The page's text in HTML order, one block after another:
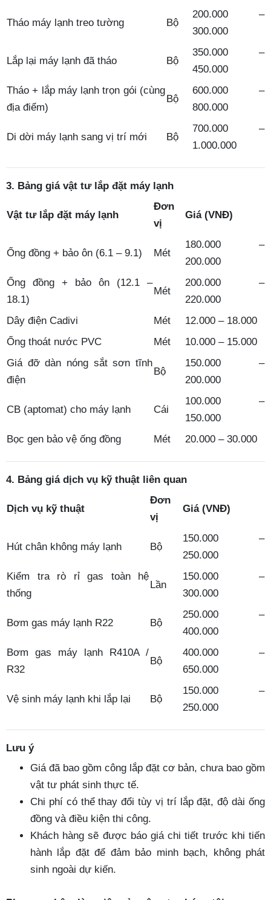
Tháo máy lạnh treo tường Bộ
200.000 –
300.000
Lắp lại máy lạnh đã tháo Bộ
350.000 –
450.000
Tháo + lắp máy lạnh trọn gói (cùng
địa điểm)
Bộ
600.000 –
800.000
Di dời máy lạnh sang vị trí mới Bộ
700.000 –
1.000.000
3. Bảng giá vật tư lắp đặt máy lạnh
Vật tư lắp đặt máy lạnh
Đơn
vị
Giá (VNĐ)
Ống đồng + bảo ôn (6.1 – 9.1) Mét
180.000 –
200.000
Ống đồng + bảo ôn (12.1 –
18.1)
Mét
200.000 –
220.000
Dây điện Cadivi
Mét
12.000 – 18.000
Ống thoát nước PVC
Mét
10.000 – 15.000
Giá đỡ dàn nóng sắt sơn tĩnh
điện
Bộ
150.000 –
200.000
CB (aptomat) cho máy lạnh Cái
100.000 –
150.000
Bọc gen bảo vệ ống đồng
Mét 20.000 – 30.000
4. Bảng giá dịch vụ kỹ thuật liên quan
Dịch vụ kỹ thuật
Đơn
vị
Giá (VNĐ)
Hút chân không máy lạnh Bộ
150.000 –
250.000
Kiểm tra rò rỉ gas toàn hệ
thống
Lần
150.000 –
300.000
Bơm gas máy lạnh R22 Bộ
250.000 –
400.000
Bơm gas máy lạnh R410A /
R32
Bộ
400.000 –
650.000
Vệ sinh máy lạnh khi lắp lại Bộ
150.000 –
250.000
Lưu ý
Giá đã bao gồm công lắp đặt cơ bản, chưa bao gồm
vật tư phát sinh thực tế.
Chi phí có thể thay đổi tùy vị trí lắp đặt, độ dài ống
đồng và điều kiện thi công.
Khách hàng sẽ được báo giá chi tiết trước khi tiến
hành lắp đặt để đảm bảo minh bạch, không phát
sinh ngoài dự kiến.